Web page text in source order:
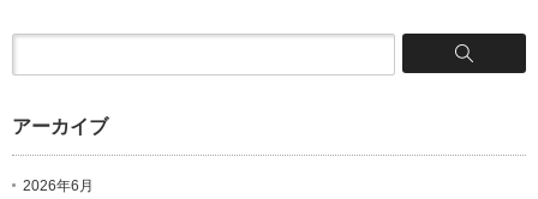
アーカイブ
2026年6月